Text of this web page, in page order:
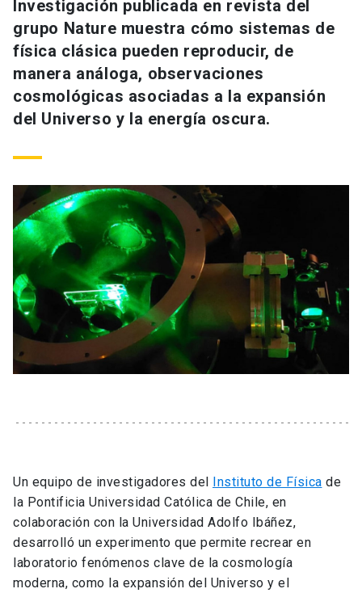
Investigación publicada en revista del
grupo Nature muestra cómo sistemas de
física clásica pueden reproducir, de
manera análoga, observaciones
cosmológicas asociadas a la expansión
del Universo y la energía oscura.
Un equipo de investigadores del Instituto de Física de
la Pontificia Universidad Católica de Chile, en
colaboración con la Universidad Adolfo Ibáñez,
desarrolló un experimento que permite recrear en
laboratorio fenómenos clave de la cosmología
moderna, como la expansión del Universo y el